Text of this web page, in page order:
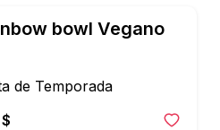
bowl Vegano
de Temporada